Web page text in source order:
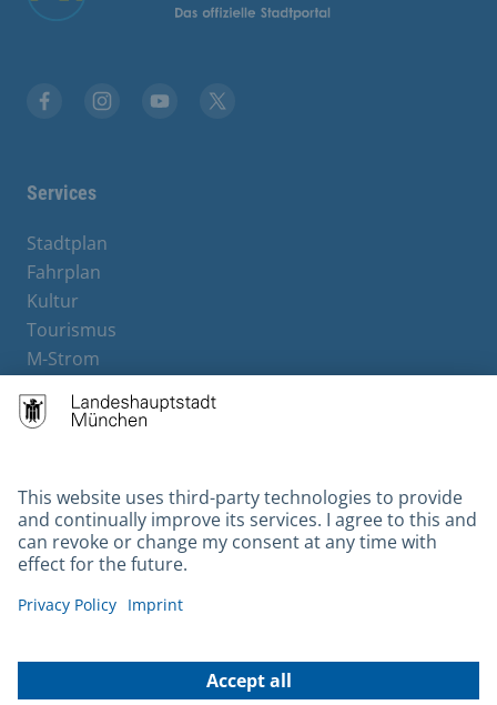
Services
Stadtplan
Fahrplan
Kultur
Tourismus
M-Strom
Hotels
Contact
Barrierefreiheit
Leichte Sprache
Gebärdensprache
Kontakt